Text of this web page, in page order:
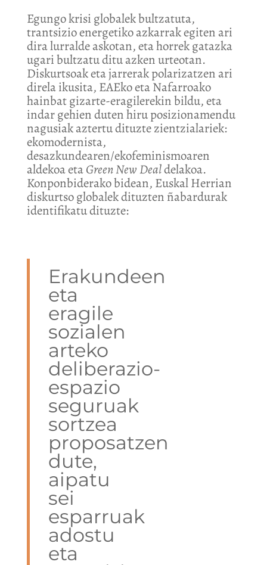
Egungo krisi globalek bultzatuta,
trantsizio energetiko azkarrak egiten ari
dira lurralde askotan, eta horrek gatazka
ugari bultzatu ditu azken urteotan.
Diskurtsoak eta jarrerak polarizatzen ari
direla ikusita, EAEko eta Nafarroako
hainbat gizarte-eragilerekin bildu, eta
indar gehien duten hiru posizionamendu
nagusiak aztertu dituzte zientzialariek:
ekomodernista,
desazkundearen/ekofeminismoaren
aldekoa etaGreen New Dealdelakoa.
Konponbiderako bidean, Euskal Herrian
diskurtso globalek dituzten ñabardurak
identifikatu dituzte:
Erakundeen
eta
eragile
sozialen
arteko
deliberazio-
espazio
seguruak
sortzea
proposatzen
dute,
aipatu
sei
esparruak
adostu
eta